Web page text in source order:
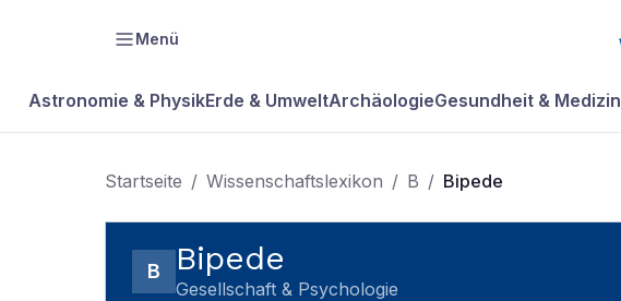
Menü
Astronomie & PhysikErde & UmweltArchäologieGesundheit & Medizin
Startseite / Wissenschaftslexikon / B / Bipede
B Bipede
Gesellschaft & Psychologie